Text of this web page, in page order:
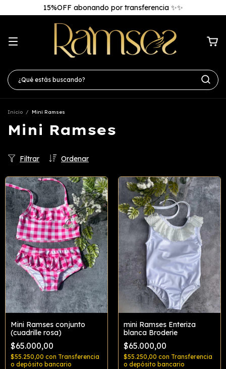
15%OFF abonando por transferencia ✨✨
Inicio / Mini Ramses
Mini Ramses
Ordenar
Filtrar
Mini Ramses conjunto
(cuadrille rosa)
$65.000,00
$55.250,00 con Transferencia
o depósito bancario
mini Ramses Enteriza
blanca Broderie
$65.000,00
$55.250,00 con Transferencia
o depósito bancario